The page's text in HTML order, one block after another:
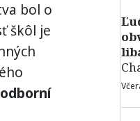
bol o
škôl je